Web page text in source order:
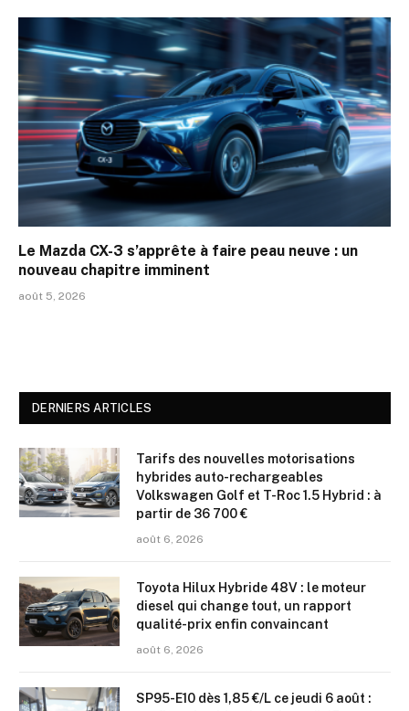
Le Mazda CX-3 s’apprête à faire peau neuve : un
nouveau chapitre imminent
août 5, 2026
DERNIERS ARTICLES
Tarifs des nouvelles motorisations
hybrides auto-rechargeables
Volkswagen Golf et T-Roc 1.5 Hybrid : à
partir de 36 700 €
août 6, 2026
Toyota Hilux Hybride 48V : le moteur
diesel qui change tout, un rapport
qualité-prix enfin convaincant
août 6, 2026
SP95-E10 dès 1,85 €/L ce jeudi 6 août :